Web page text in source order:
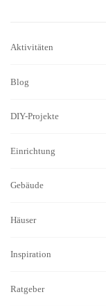
Aktivitäten
Blog
DIY-Projekte
Einrichtung
Gebäude
Häuser
Inspiration
Ratgeber